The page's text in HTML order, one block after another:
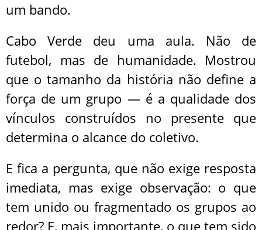
um bando.
Cabo Verde deu uma aula. Não de
futebol, mas de humanidade. Mostrou
que o tamanho da história não define a
força de um grupo — é a qualidade dos
vínculos construídos no presente que
determina o alcance do coletivo.
E fica a pergunta, que não exige resposta
imediata, mas exige observação: o que
tem unido ou fragmentado os grupos ao
redor? E, mais importante, o que tem sido